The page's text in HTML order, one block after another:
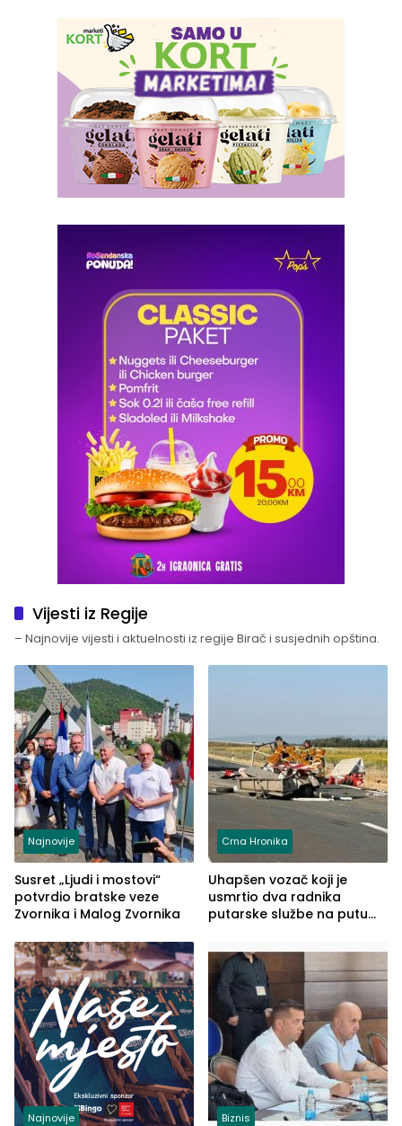
Vijesti iz Regije
– Najnovije vijesti i aktuelnosti iz regije Birač i susjednih opština.
Najnovije
Susret „Ljudi i mostovi“
potvrdio bratske veze
Zvornika i Malog Zvornika
Crna Hronika
Uhapšen vozač koji je
usmrtio dva radnika
putarske službe na putu
(FOTO)
Najnovije Biznis